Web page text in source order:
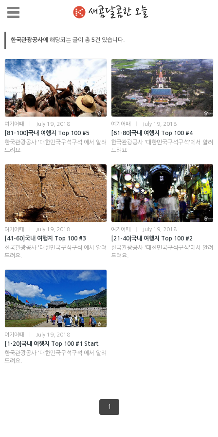
새콤달콤한 오늘
한국관광공사에 해당되는 글이 총 5건 있습니다.
여기어때 July 19, 2018
[81-100]국내 여행지 Top 100 #5
한국관광공사 '대한민국구석구석'에서 알려
드려요.
여기어때 July 19, 2018
[61-80]국내 여행지 Top 100 #4
한국관광공사 '대한민국구석구석'에서 알려
드려요.
여기어때 July 19, 2018
[41-60]국내 여행지 Top 100 #3
한국관광공사 '대한민국구석구석'에서 알려
드려요.
여기어때 July 19, 2018
[21-40]국내 여행지 Top 100 #2
한국관광공사 '대한민국구석구석'에서 알려
드려요.
여기어때 July 19, 2018
[1-20]국내 여행지 Top 100 #1 Start
한국관광공사 '대한민국구석구석'에서 알려
드려요.
1